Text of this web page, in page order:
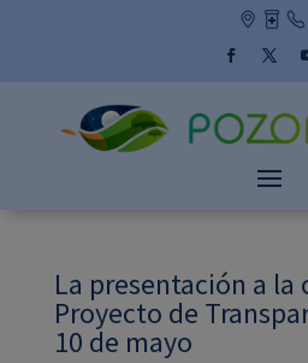
La presentación a la
Proyecto de
10 de mayo